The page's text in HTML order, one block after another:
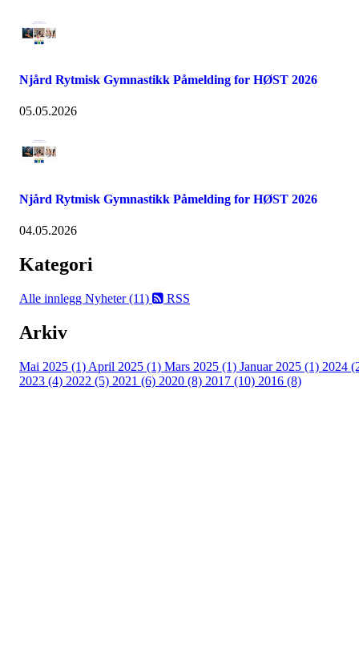
Njård Rytmisk Gymnastikk Påmelding for HØST 2026
05.05.2026
Njård Rytmisk Gymnastikk Påmelding for HØST 2026
04.05.2026
Kategori
Alle innlegg Nyheter (11) RSS
Arkiv
Mai 2025 (1) April 2025 (1) Mars 2025 (1) Januar 2025 (1) 2024
2023 (4) 2022 (5) 2021 (6) 2020 (8) 2017 (10) 2016 (8)